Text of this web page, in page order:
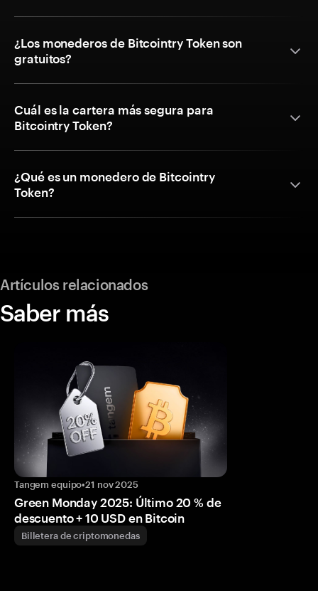
¿Los monederos de Bitcointry Token son
gratuitos?
Cuál es la cartera más segura para
Bitcointry Token?
¿Qué es un monedero de Bitcointry
Token?
Artículos relacionados
Saber más
Tangem equipo•21 nov 2025
Green Monday 2025: Último 20 % de
descuento + 10 USD en Bitcoin
Billetera de criptomonedas